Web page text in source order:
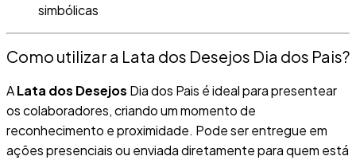
simbólicas
Como utilizar a Lata dos Desejos Dia dos Pais?
ALata dos Desejos Dia dos Pais é ideal para presentear
os colaboradores, criando um momento de
reconhecimento e proximidade. Pode ser entregue em
ações presenciais ou enviada diretamente para quem está